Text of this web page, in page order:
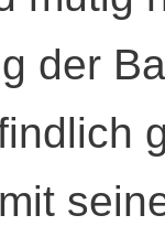
der